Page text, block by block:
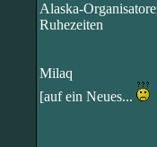
Alaska-
Ruhezeiten
Milaq
[auf ein Neues...